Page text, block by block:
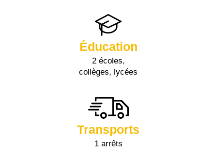
Éducation
2 écoles,
collèges, lycées
Transports
1 arrêts